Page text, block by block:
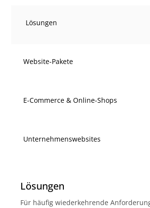
Lösungen
Website-Pakete
E-Commerce & Online-Shops
Unternehmenswebsites
Lösungen
Für häufig wiederkehrende